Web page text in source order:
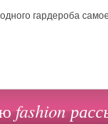
гардероба
fashion